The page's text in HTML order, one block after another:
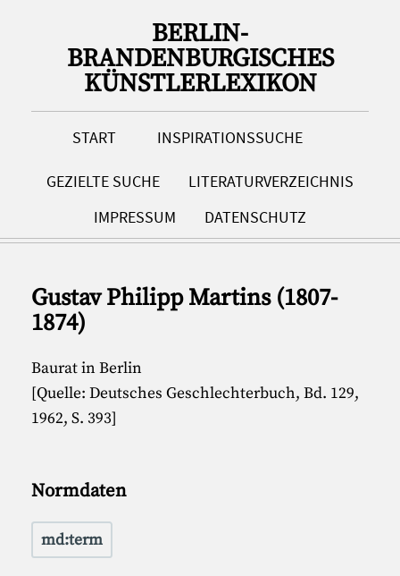
BERLIN-
BRANDENBURGISCHES
KÜNSTLERLEXIKON
START INSPIRATIONSSUCHE
GEZIELTE SUCHE
LITERATURVERZEICHNIS
IMPRESSUM
DATENSCHUTZ
Gustav Philipp Martins (1807-
1874)
Baurat in Berlin
[Quelle: Deutsches Geschlechterbuch, Bd. 129,
1962, S. 393]
Normdaten
md:term